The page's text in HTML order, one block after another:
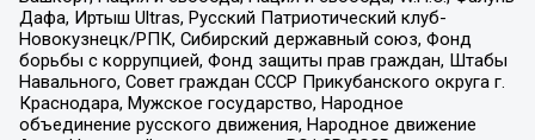
Дафа, Иртыш Ultras, Русский Патриотический клуб-
Новокузнецк/РПК, Сибирский державный союз, Фонд
борьбы с коррупцией, Фонд защиты прав граждан, Штабы
Навального, Совет граждан СССР Прикубанского округа г.
Краснодара, Мужское государство, Народное
объединение русского движения, Народное движение